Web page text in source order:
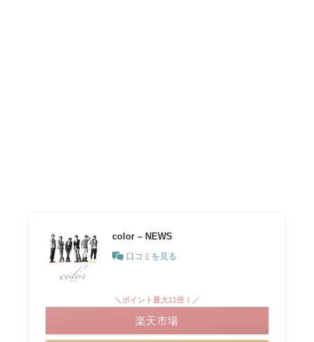
color – NEWS
口コミを見る
＼ポイント最大11倍！／
楽天市場